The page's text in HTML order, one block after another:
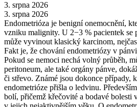
3. srpna 2026
3. srpna 2026
Endometrióza je benigní onemocnění,
vzniku malignity. U 2−3 % pacientek se
může vyvinout klasický karcinom,
Fakt je, že chování endometriózy v
Pokud se nemoci nechá volný průběh,
peritoneum, ale také orgány pánve,
či střevo. Známé jsou dokonce případy,
endometrióze přišla o ledvinu.
bolí, přičemž křečovité a bodavé bolesti